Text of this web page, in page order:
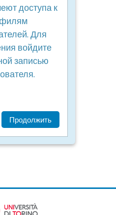
доступа к
Для
войдите
записью
Продолжить